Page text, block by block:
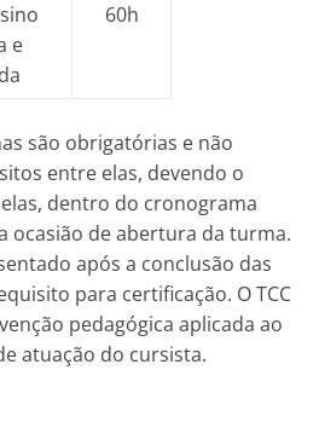
e
60h
são obrigatórias e não
entre elas, devendo o
dentro do cronograma
ocasião de abertura da turma.
após a conclusão das
para certificação. O TCC
pedagógica aplicada ao
atuação do cursista.